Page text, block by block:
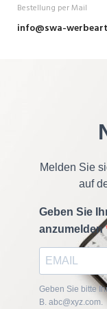
Bestellung per Mail
info@swa-
Melden Sie
auf
Geben Sie
anzumelden
Geben Sie bitte
B. abc@xyz.com.